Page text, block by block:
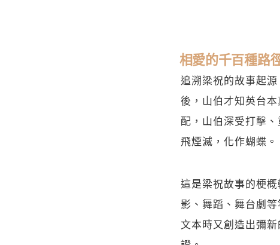
相愛的千百種路
追溯梁祝的故事起
後，山伯才知英台
配，山伯深受打擊
飛煙滅，化作蝴蝶。
這是梁祝故事的梗
影、舞蹈、舞台劇
文本時又創造出彌